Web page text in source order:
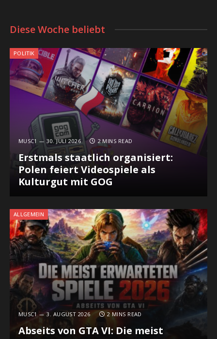
Diese Woche beliebt
POLITIK
MUSC1 30. JULI 2026 2 MINS READ
Erstmals staatlich organisiert:
Polen feiert Videospiele als
Kulturgut mit GOG
ALLGEMEIN
MUSC1 3. AUGUST 2026 2 MINS READ
Abseits von GTA VI: Die meist